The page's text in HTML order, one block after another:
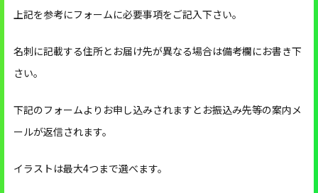
上記を参考にフォームに必要事項をご記入下さい。
名刺に記載する住所とお届け先が異なる場合は備考欄にお書き下
さい。
下記のフォームよりお申し込みされますとお振込み先等の案内メ
ールが返信されます。
イラストは最大4つまで選べます。